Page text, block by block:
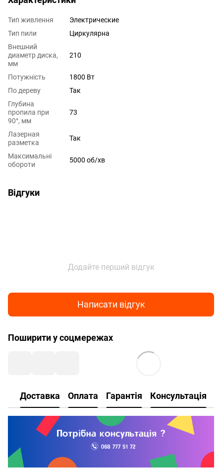
Тип живлення
Электрические
Тип пили
Циркулярна
Внешний
диаметр диска,
мм
210
Потужність
1800 Вт
По дереву
Так
Глубина
пропила при
90°, мм
73
Лазерная
разметка
Так
Максимальні
обороти
5000 об/хв
Відгуки
Додайте перший відгук
Написати відгук
Поширити у соцмережах
Доставка Оплата Гарантія Консультація